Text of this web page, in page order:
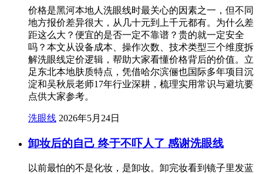
价格是黑河本地人洗眼线时最关心的因素之一，但不同
地方报价差异很大，从几十元到上千元都有。为什么差
距这么大？便宜的是否一定不靠谱？贵的就一定安全
吗？本文从设备成本、操作次数、技术类型三个维度拆
解洗眼线定价逻辑，帮助大家看懂价格背后的价值。立
足东北本地肤质特点，凭借哈尔滨俪也国际多年项目沉
淀和吴秋辰老师17年行业深耕，梳理实用常识与避坑要
点供大家参考。
洗眼线 2026年5月24日
卸妆后的自己 终于不吓人了 感谢洗眼线
以前最怕的不是化妆，是卸妆。卸完妆看到镜子里发蓝